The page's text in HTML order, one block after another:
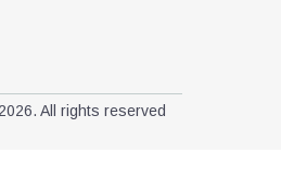
All rights reserved